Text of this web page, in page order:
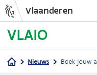
Vlaanderen
Nieuws Boek jouw